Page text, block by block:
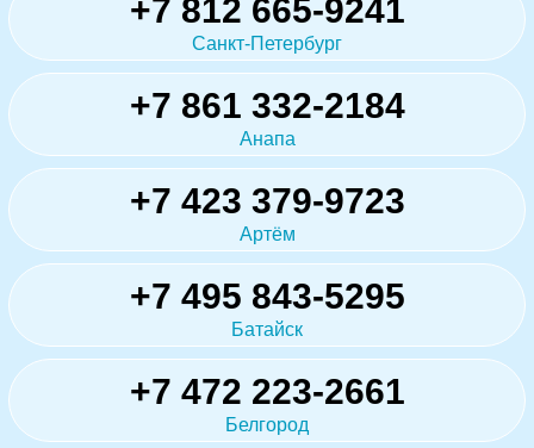
+7 812 665-9241
Санкт-Петербург
+7 861 332-2184
Анапа
+7 423 379-9723
Артём
+7 495 843-5295
Батайск
+7 472 223-2661
Белгород